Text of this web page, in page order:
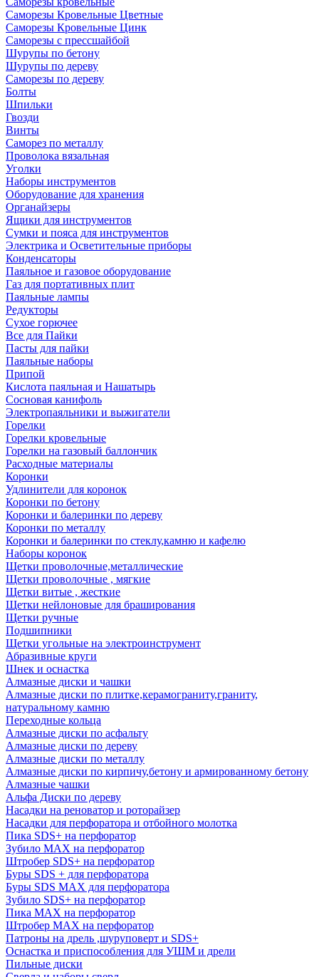
Саморезы Кровельные Цветные
Саморезы Кровельные Цинк
Саморезы с прессшайбой
Шурупы по бетону
Шурупы по дереву
Саморезы по дереву
Болты
Шпильки
Гвозди
Винты
Саморез по металлу
Проволока вязальная
Уголки
Наборы инструментов
Оборудование для хранения
Органайзеры
Ящики для инструментов
Сумки и пояса для инструментов
Электрика и Осветительные приборы
Конденсаторы
Паяльное и газовое оборудование
Газ для портативных плит
Паяльные лампы
Редукторы
Сухое горючее
Все для Пайки
Пасты для пайки
Паяльные наборы
Припой
Кислота паяльная и Нашатырь
Сосновая канифоль
Электропаяльники и выжигатели
Горелки
Горелки кровельные
Горелки на газовый баллончик
Расходные материалы
Коронки
Удлинители для коронок
Коронки по бетону
Коронки и балеринки по дереву
Коронки по металлу
Коронки и балеринки по стеклу,камню и кафелю
Наборы коронок
Щетки проволочные,металлические
Щетки проволочные , мягкие
Щетки витые , жесткие
Щетки нейлоновые для браширования
Щетки ручные
Подшипники
Щетки угольные на электроинструмент
Абразивные круги
Шнек и оснастка
Алмазные диски и чашки
Алмазные диски по плитке,керамограниту,граниту,
натуральному камню
Переходные кольца
Алмазные диски по асфальту
Алмазные диски по дереву
Алмазные диски по металлу
Алмазные диски по кирпичу,бетону и армированному бетону
Алмазные чашки
Альфа Диски по дереву
Насадки на реноватор и роторайзер
Насадки для перфоратора и отбойного молотка
Пика SDS+ на перфоратор
Зубило MAX на перфоратор
Штробер SDS+ на перфоратор
Буры SDS + для перфоратора
Буры SDS MAX для перфоратора
Зубило SDS+ на перфоратор
Пика MAX на перфоратор
Штробер MAX на перфоратор
Патроны на дрель ,шуруповерт и SDS+
Оснастка и приспособления для УШМ и дрели
Пильные диски